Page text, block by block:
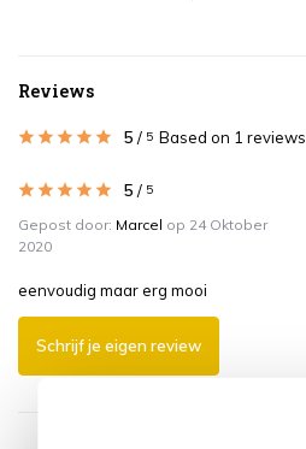
Reviews
5 / 5 Based on 1 reviews
5 / 5
Gepost door: Marcel op 24 Oktober
2020
eenvoudig maar erg mooi
Schrijf je eigen review